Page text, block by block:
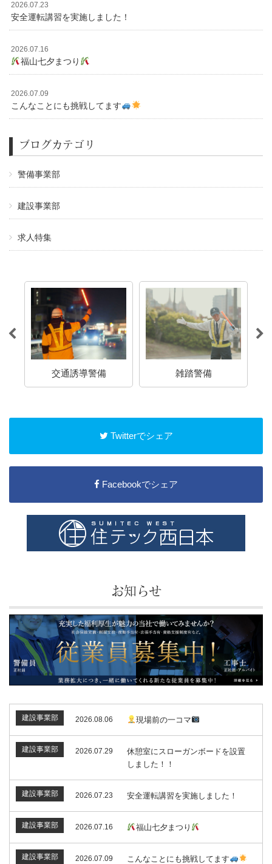
2026.07.23
安全運転講習を実施しました！
2026.07.16
福山七夕まつり
2026.07.09
こんなことにも挑戦してます
ブログカテゴリ
警備事業部
建設事業部
求人特集
交通誘導警備 雑踏警備
Twitterでシェア
Facebookでシェア
お知らせ
建設事業部 2026.08.06 現場前の一コマ
建設事業部 2026.07.29
休憩室にスローガンボードを設置
しました！！
建設事業部 2026.07.23 安全運転講習を実施しました！
建設事業部 2026.07.16 福山七夕まつり
建設事業部 2026.07.09 こんなことにも挑戦してます